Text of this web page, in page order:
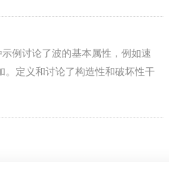
例讨论了波的基本属性，例如速
。定义和讨论了构造性和破坏性干